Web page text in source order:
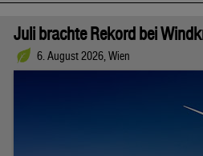
Juli brachte Rekord bei
6. August 2026, Wien